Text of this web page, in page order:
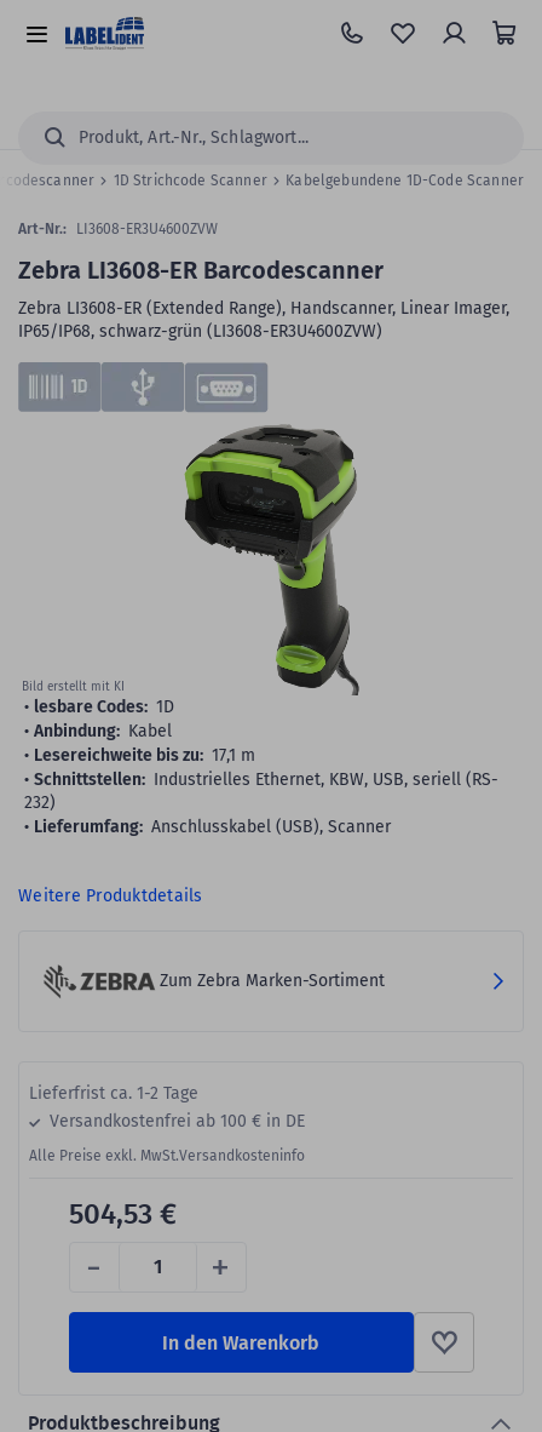
Hauptinhalt
springen
Alle
Suchen...
1D Strichcode Scanner Kabelgebundene 1D-Code Scanner
Zum
der
Bild erstellt mit KI
Skip
to
the
Zebra LI3608-ER Barcodescanner
Zebra LI3608-ER (Extended Range), Handscanner, Linear Imager,
IP65/IP68, schwarz-grün (LI3608-ER3U4600ZVW)
Art-Nr.: LI3608-ER3U4600ZVW
lesbare Codes: 1D
Anbindung: Kabel
Lesereichweite bis zu: 17,1 m
Schnittstellen: Industrielles Ethernet, KBW, USB, seriell (RS-
232)
Lieferumfang: Anschlusskabel (USB), Scanner
Weitere Produktdetails
Zum Zebra Marken-Sortiment
Lieferfrist ca. 1-2 Tage
Versandkostenfrei ab 100 € in DE
Alle Preise exkl. MwSt.Versandkosteninfo
- +
504,53 €
In den Warenkorb
Produktbeschreibung